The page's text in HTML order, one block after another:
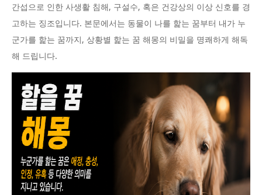
간섭으로 인한 사생활 침해, 구설수, 혹은 건강상의 이상 신호를 경
고하는 징조입니다. 본문에서는 동물이 나를 핥는 꿈부터 내가 누
군가를 핥는 꿈까지, 상황별 핥는 꿈 해몽의 비밀을 명쾌하게 해독
해 드립니다.